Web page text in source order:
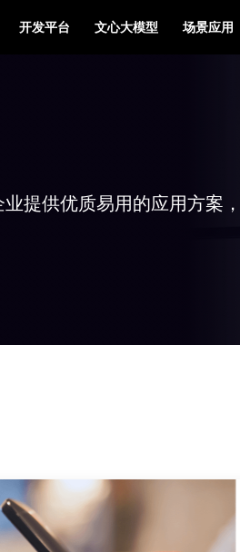
开发平台 文心大模型 场景应用
提供优质易用的应用方案